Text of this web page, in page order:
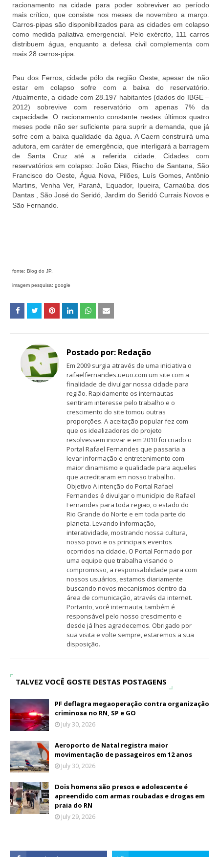
racionamento na cidade para poder sobreviver ao período
mais crítico, que consiste nos meses de novembro a março.
Carros-pipas são disponibilizados para as cidades em colapso
como medida paliativa emergencial. Pelo exército, 111 carros
distribuem água, enquanto a defesa civil complementa com
mais 28 carros-pipa.
Pau dos Ferros, cidade pólo da região Oeste, apesar de não
estar em colapso sofre com a baixa do reservatório.
Atualmente, a cidade com 28.197 habitantes (dados do IBGE –
2012) sobrevive com reservatório om apenas 7% da
capacidade. O racionamento constante nestes últimos quatro
meses pode não ser suficiente para suprir a demanda, que já
sofre com a baixa qualidade da água. A Caern construirá uma
adutora, em caráter de emergência, que interligará a barragem
de Santa Cruz até a referida cidade. Cidades com
reservatórios em colapso: João Dias, Riacho de Santana, São
Francisco do Oeste, Água Nova, Pilões, Luís Gomes, Antônio
Martins, Venha Ver, Paraná, Equador, Ipueira, Carnaúba dos
Dantas , São José do Seridó, Jardim do Seridó Currais Novos e
São Fernando.
fonte: Blog do JP.
imagem pesquisa: google
Postado por: Redação
Em 2009 surgia através de uma iniciativa o
rafaelfernandes.ueuo.com um site com a
finalidade de divulgar nossa cidade para
região. Rapidamente os internautas
sentiram interesse pelo trabalho e o
crescimento do site tomou outras
proporções. A aceitação popular fez com
que os idealizadores do projeto
resolvessem inovar e em 2010 foi criado o
Portal Rafael Fernandes que passaria a
levar informação e entretenimento com
maior dinamismo e qualidade para aqueles
que acreditaram em nosso trabalho.
Objetivo A intenção do Portal Rafael
Fernandes é divulgar o município de Rafael
Fernandes para toda região, o estado do
Rio Grande do Norte e em toda parte do
planeta. Levando informação,
interatividade, mostrando nossa cultura,
nosso povo e os principais eventos
ocorridos na cidade. O Portal Formado por
uma equipe que trabalha visando o
compromisso, a responsabilidade para com
nossos usuários, estamos diariamente
buscando novos mecanismos dentro da
área de comunicação, através da internet.
Portanto, você internauta, também é
responsável pelo nosso crescimento e
desde já lhes agradecemos. Obrigado por
sua visita e volte sempre, estaremos a sua
disposição.
TALVEZ VOCÊ GOSTE DESTAS POSTAGENS
PF deflagra megaoperação contra organização
criminosa no RN, SP e GO
July 30, 2026
Aeroporto de Natal registra maior
movimentação de passageiros em 12 anos
July 30, 2026
Dois homens são presos e adolescente é
apreendido com armas roubadas e drogas em
praia do RN
July 29, 2026